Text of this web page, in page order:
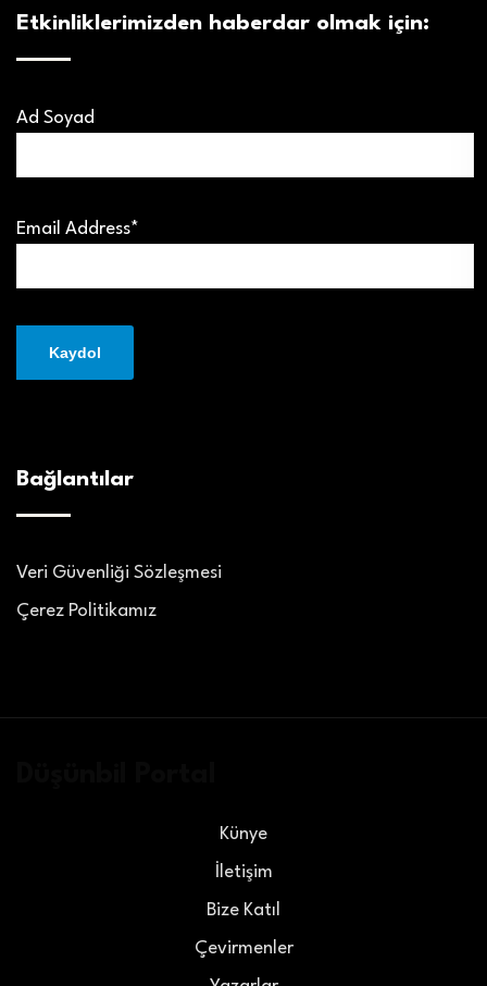
Etkinliklerimizden haberdar olmak için:
Ad Soyad
Email Address*
Bağlantılar
Veri Güvenliği Sözleşmesi
Çerez Politikamız
Künye
İletişim
Bize Katıl
Çevirmenler